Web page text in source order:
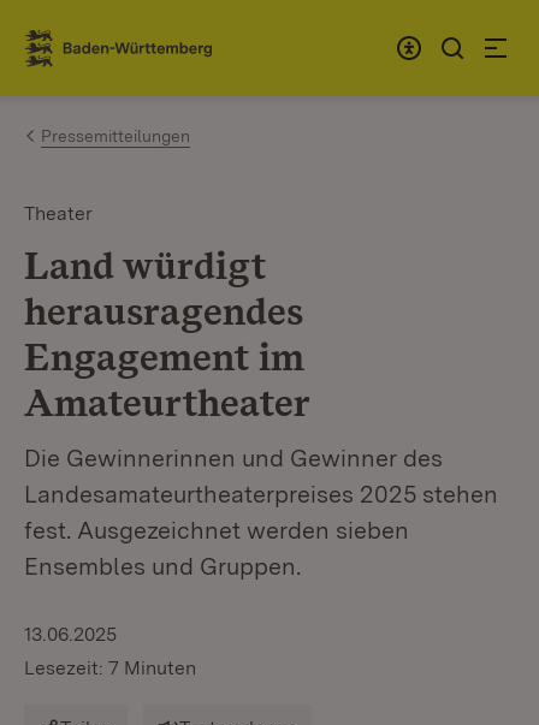
Zum Inhalt springen
Link zur Startseite
Pressemitteilungen
Theater
Land würdigt
herausragendes
Engagement im
Amateurtheater
Die Gewinnerinnen und Gewinner des
Landesamateurtheaterpreises 2025 stehen
fest. Ausgezeichnet werden sieben
Ensembles und Gruppen.
13.06.2025
Lesezeit: 7 Minuten